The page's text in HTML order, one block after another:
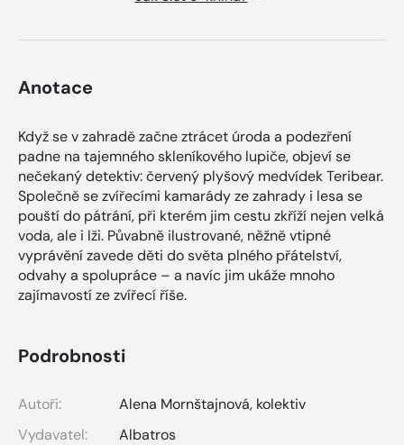
Anotace
Když se v zahradě začne ztrácet úroda a podezření
padne na tajemného skleníkového lupiče, objeví se
nečekaný detektiv: červený plyšový medvídek Teribear.
Společně se zvířecími kamarády ze zahrady i lesa se
pouští do pátrání, při kterém jim cestu zkříží nejen velká
voda, ale i lži. Půvabně ilustrované, něžně vtipné
vyprávění zavede děti do světa plného přátelství,
odvahy a spolupráce – a navíc jim ukáže mnoho
zajímavostí ze zvířecí říše.
Podrobnosti
Autoři: Alena Mornštajnová, kolektiv
Vydavatel:
Albatros